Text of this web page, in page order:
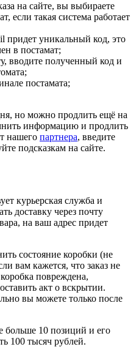
на сайте, вы выбираете
если такая система работает
придет уникальный код, это
в постамат;
вводите полученный код и
постамата;
но можно продлить ещё на
информацию и продлить
нашего партнера, введите
подсказкам на сайте.
курьерская служба и
доставку через почту
на ваш адрес придет
состояние коробки (не
вам кажется, что заказ не
повреждена,
акт о вскрытии.
вы можете только после
больше 10 позиций и его
100 тысяч рублей.